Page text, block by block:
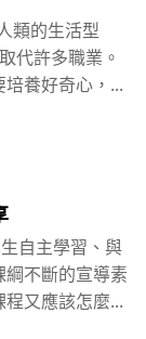
類的生活型
代許多職業。
養好奇心，...
自主學習、與
綱不斷的宣導素
又應該怎麼...